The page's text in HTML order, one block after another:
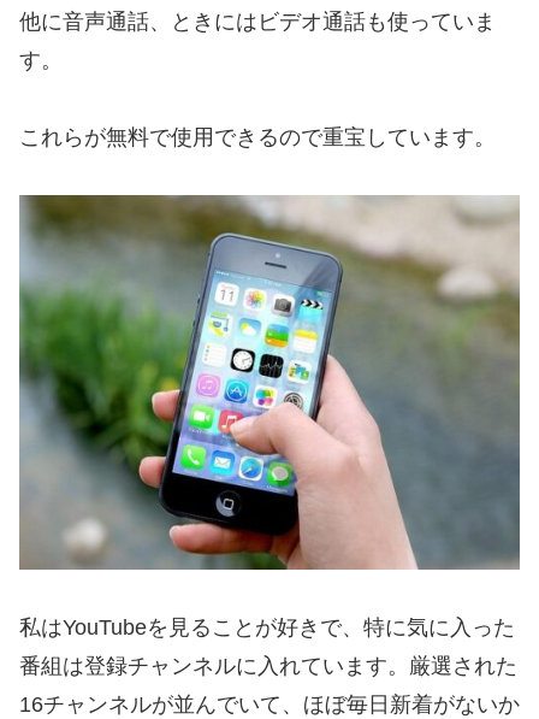
他に音声通話、ときにはビデオ通話も使っていま
す。
これらが無料で使用できるので重宝しています。
私はYouTubeを見ることが好きで、特に気に入った
番組は登録チャンネルに入れています。厳選された
16チャンネルが並んでいて、ほぼ毎日新着がないか